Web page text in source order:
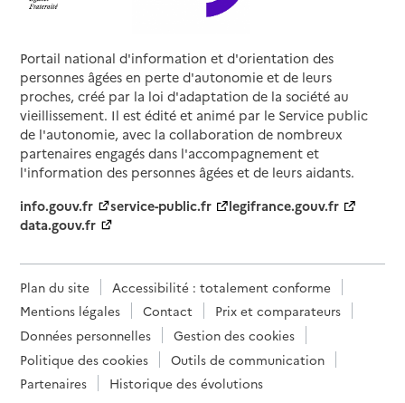
Portail national d'information et d'orientation des
personnes âgées en perte d'autonomie et de leurs
proches, créé par la loi d'adaptation de la société au
vieillissement. Il est édité et animé par le Service public
de l'autonomie, avec la collaboration de nombreux
partenaires engagés dans l'accompagnement et
l'information des personnes âgées et de leurs aidants.
info.gouv.fr
service-public.fr
legifrance.gouv.fr
data.gouv.fr
Plan du site
Accessibilité : totalement conforme
Mentions légales
Contact
Prix et comparateurs
Données personnelles
Gestion des cookies
Politique des cookies
Outils de communication
Partenaires
Historique des évolutions